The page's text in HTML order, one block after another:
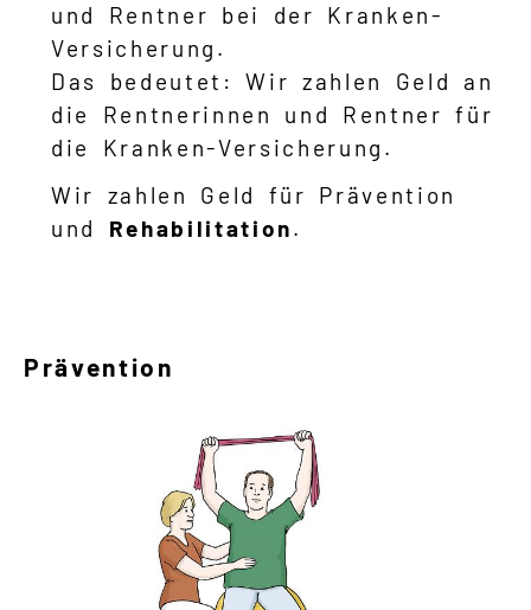
und Rentner bei der Kranken-
Versicherung.
Das bedeutet: Wir zahlen Geld an
die Rentnerinnen und Rentner für
die Kranken-Versicherung.
Wir zahlen Geld für Prävention
und
Rehabilitation.
Prävention